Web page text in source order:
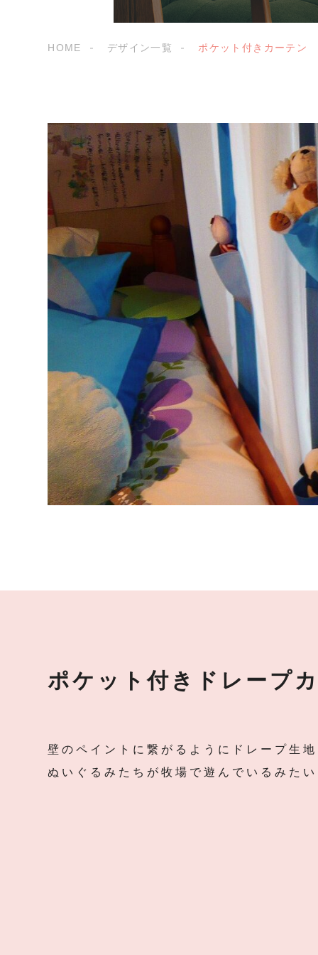
HOME デザイン一覧 ポケット付きカーテン
ポケット付きドレープ
壁のペイントに繋がるようにドレープ生
ぬいぐるみたちが牧場で遊んでいるみた